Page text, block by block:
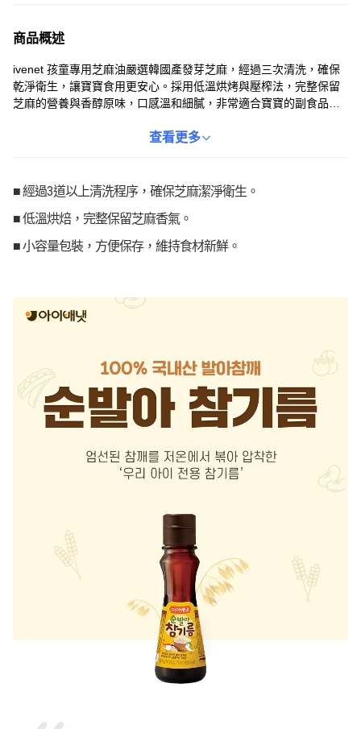
商品概述
ivenet 孩童專用芝麻油嚴選韓國產發芽芝麻，經過三次清洗，確保
乾淨衛生，讓寶寶食用更安心。採用低溫烘烤與壓榨法，完整保留
芝麻的營養與香醇原味，口感溫和細膩，非常適合寶寶的副食品。
通過ISO9001嚴格品質管理，無農藥殘留，讓媽媽放心給寶寶食
查看更多
■ 經過3道以上清洗程序，確保芝麻潔淨衛生。
■ 低溫烘焙，完整保留芝麻香氣。
■ 小容量包裝，方便保存，維持食材新鮮。